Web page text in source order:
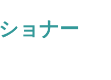
ョナー